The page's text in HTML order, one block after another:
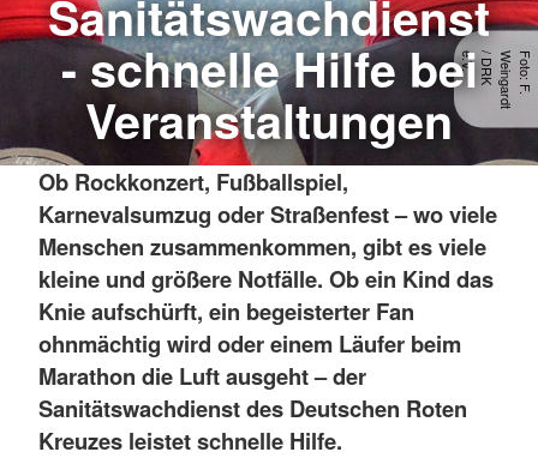
F
o
t
o
:
F
.
W
e
in
g
a
r
d
t
/
D
R
K
e
.
V
.
Sanitätswachdienst
- schnelle Hilfe bei
Veranstaltungen
Ob Rockkonzert, Fußballspiel,
Karnevalsumzug oder Straßenfest – wo viele
Menschen zusammenkommen, gibt es viele
kleine und größere Notfälle. Ob ein Kind das
Knie aufschürft, ein begeisterter Fan
ohnmächtig wird oder einem Läufer beim
Marathon die Luft ausgeht – der
Sanitätswachdienst des Deutschen Roten
Kreuzes leistet schnelle Hilfe.